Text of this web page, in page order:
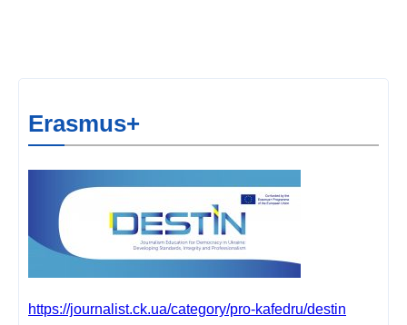
Erasmus+
https://journalist.ck.ua/category/pro-kafedru/destin